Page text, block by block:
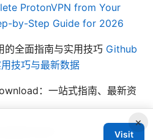
ProtonVPN from Your
by-Step Guide for 2026
的全面指南与实用技巧 Github
技巧与最新数据
：一站式指南、最新资
指南与技巧
×
Visit